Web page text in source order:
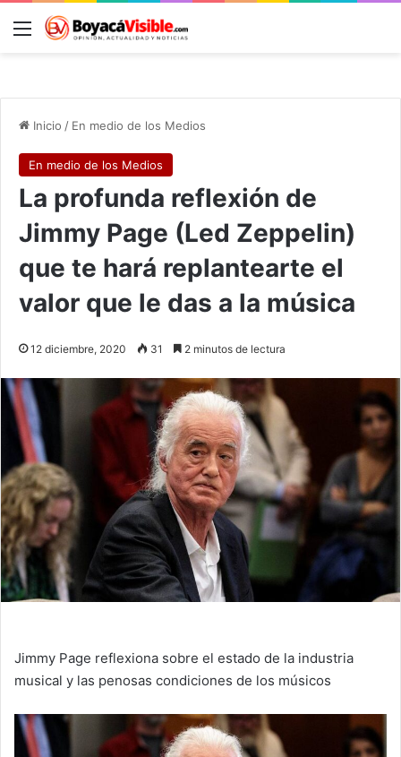
Menú
Inicio / En medio de los Medios
En medio de los Medios
La profunda reflexión de
Jimmy Page (Led Zeppelin)
que te hará replantearte el
valor que le das a la música
12 diciembre, 2020 31 2 minutos de lectura
Jimmy Page reflexiona sobre el estado de la industria
musical y las penosas condiciones de los músicos